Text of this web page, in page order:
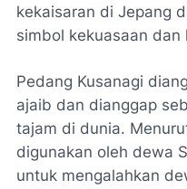
kekaisaran di Jepang
simbol kekuasaan dan
Pedang Kusanagi
ajaib dan dianggap
tajam di dunia.
digunakan oleh dewa
untuk mengalahkan